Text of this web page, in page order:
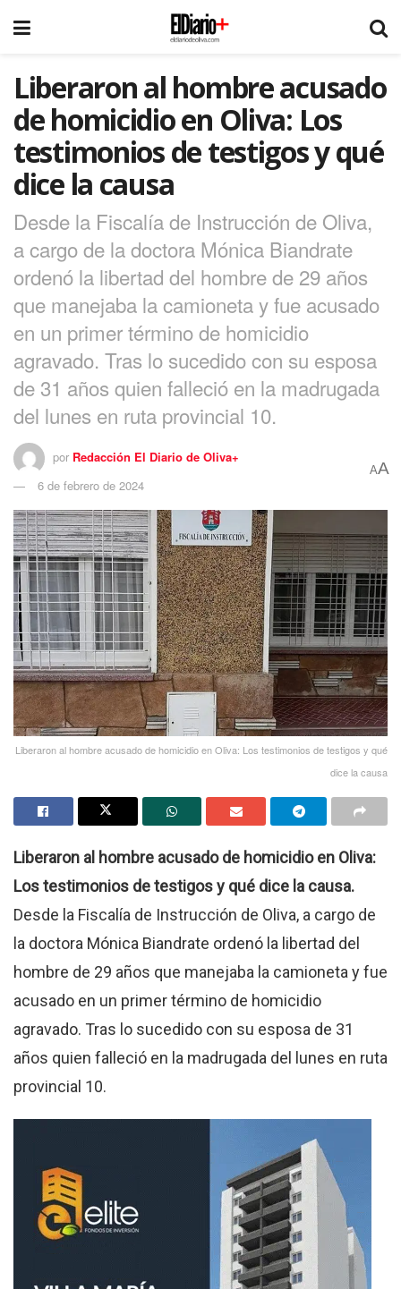
Liberaron al hombre acusado
de homicidio en Oliva: Los
testimonios de testigos y qué
dice la causa
Desde la Fiscalía de Instrucción de Oliva,
a cargo de la doctora Mónica Biandrate
ordenó la libertad del hombre de 29 años
que manejaba la camioneta y fue acusado
en un primer término de homicidio
agravado. Tras lo sucedido con su esposa
de 31 años quien falleció en la madrugada
del lunes en ruta provincial 10.
por Redacción El Diario de Oliva+
6 de febrero de 2024
AA
Liberaron al hombre acusado de homicidio en Oliva: Los testimonios de testigos y qué
dice la causa
Liberaron al hombre acusado de homicidio en Oliva:
Los testimonios de testigos y qué dice la causa.
Desde la Fiscalía de Instrucción de Oliva, a cargo de
la doctora Mónica Biandrate ordenó la libertad del
hombre de 29 años que manejaba la camioneta y fue
acusado en un primer término de homicidio
agravado. Tras lo sucedido con su esposa de 31
años quien falleció en la madrugada del lunes en ruta
provincial 10.